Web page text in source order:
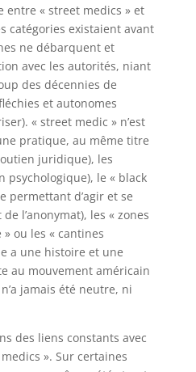
entre « street medics » et
catégories existaient avant
ne débarquent et
avec les autorités, niant
des décennies de
et autonomes
« street medic » n’est
pratique, au même titre
juridique), les
psychologique), le « black
permettant d’agir et se
l’anonymat), les « zones
ou les « cantines
a une histoire et une
au mouvement américain
jamais été neutre, ni
des liens constants avec
». Sur certaines